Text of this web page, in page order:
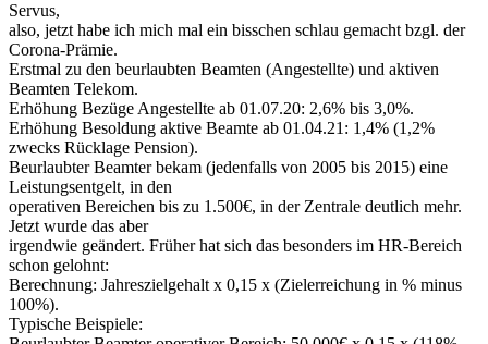
Servus,
also, jetzt habe ich mich mal ein bisschen schlau gemacht bzgl. der
Corona-Prämie.
Erstmal zu den beurlaubten Beamten (Angestellte) und aktiven
Beamten Telekom.
Erhöhung Bezüge Angestellte ab 01.07.20: 2,6% bis 3,0%.
Erhöhung Besoldung aktive Beamte ab 01.04.21: 1,4% (1,2%
zwecks Rücklage Pension).
Beurlaubter Beamter bekam (jedenfalls von 2005 bis 2015) eine
Leistungsentgelt, in den
operativen Bereichen bis zu 1.500€, in der Zentrale deutlich mehr.
Jetzt wurde das aber
irgendwie geändert. Früher hat sich das besonders im HR-Bereich
schon gelohnt:
Berechnung: Jahreszielgehalt x 0,15 x (Zielerreichung in % minus
100%).
Typische Beispiele: